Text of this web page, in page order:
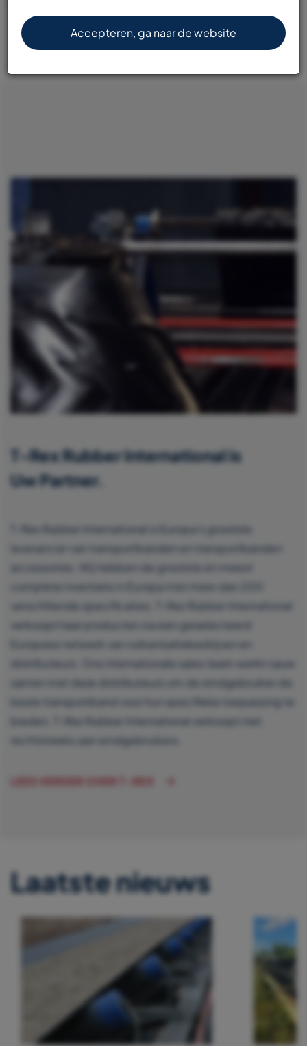
T-Rex Rubber International is
Uw Partner.
T-Rex Rubber International is Europa’s grootste
leverancier van transportbanden en transportbanden
accessoires. Wij hebben de grootste en meest
complete inventaris in Europa met meer dan 200
verschillende specificaties. T-Rex Rubber International
verkoopt haar producten via een geselecteerd
Europees netwerk van vulkanisatiebedrijven en
distributeurs. Ons internationale sales team werkt nauw
samen met deze distributeurs om de eindgebruiker de
beste transportband voor hun specifieke toepassing te
bieden. T-Rex Rubber International verkoopt niet
rechtstreeks aan eindgebruikers.
LEES VERDER OVER T-REX
Laatste nieuws
Accepteren, ga naar de website